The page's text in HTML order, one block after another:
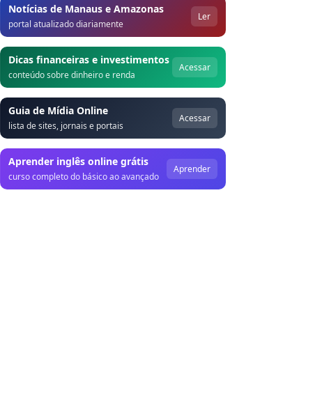
Notícias de Manaus e Amazonas
portal atualizado diariamente
Ler
Dicas financeiras e investimentos
conteúdo sobre dinheiro e renda
Acessar
Guia de Mídia Online
lista de sites, jornais e portais
Acessar
Aprender inglês online grátis
curso completo do básico ao avançado
Aprender